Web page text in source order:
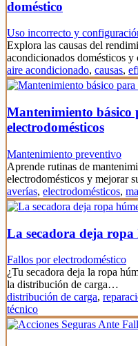
doméstico
Uso incorrecto y
Explora las causas del
acondicionados domésticos y
aire acondicionado, causas,
Mantenimiento básico
electrodomésticos
Mantenimiento preventivo
Aprende rutinas de
electrodomésticos y mejorar
averías, electrodomésticos,
La secadora deja ropa
Fallos por electrodoméstico
¿Tu secadora deja la ropa
la distribución de carga…
distribución de carga,
técnico